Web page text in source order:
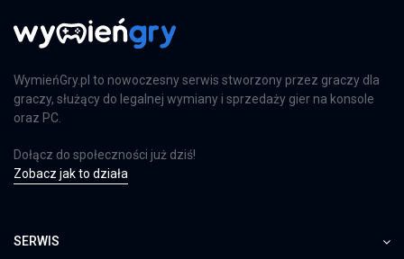
WymieńGry.pl to nowoczesny serwis stworzony przez graczy dla
graczy, służący do legalnej wymiany i sprzedaży gier na konsole
oraz PC.
Dołącz do społeczności już dziś!
Zobacz jak to działa
SERWIS